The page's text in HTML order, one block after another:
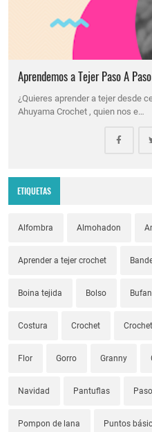
Aprendemos a Tejer Paso A Paso
¿Quieres aprender a tejer desde
Ahuyama Crochet , quien nos e…
ETIQUETAS
Alfombra Almohadon
Aprender a tejer crochet
Boina tejida Bolso
Costura Crochet
Flor Gorro Granny
Navidad Pantuflas
Pompon de lana Puntos